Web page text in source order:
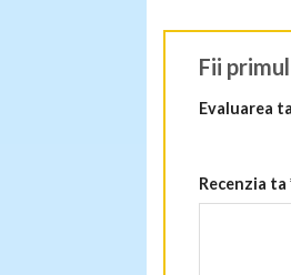
Fii
Evaluarea ta
Recenzia ta